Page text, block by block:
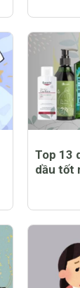
Top 13
dầu tốt